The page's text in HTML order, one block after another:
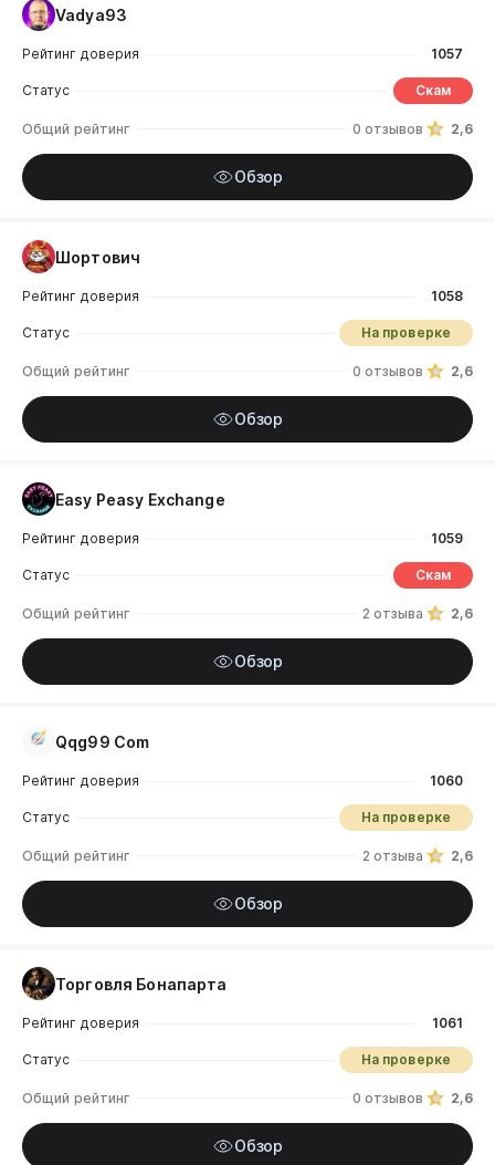
Рейтинг доверия 1057
Vadya93
Статус Скам
Общий рейтинг 2,6
0 отзывов
Обзор
Рейтинг доверия 1058
Шортович
Статус На проверке
Общий рейтинг 2,6
0 отзывов
Обзор
Рейтинг доверия 1059
Easy Peasy Exchange
Статус Скам
Общий рейтинг 2,6
2 отзыва
Обзор
Рейтинг доверия 1060
Qqg99 Com
Статус На проверке
Общий рейтинг 2,6
2 отзыва
Обзор
Рейтинг доверия 1061
Торговля Бонапарта
Статус На проверке
Общий рейтинг 2,6
0 отзывов
Обзор